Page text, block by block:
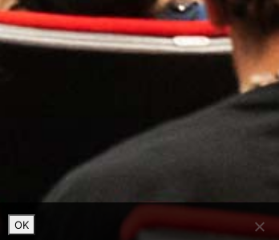
OK